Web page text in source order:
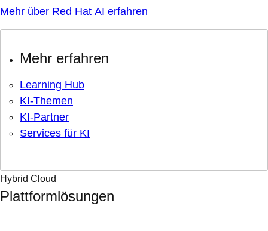
Mehr über Red Hat AI erfahren
Mehr erfahren
Learning Hub
KI-Themen
KI-Partner
Services für KI
Hybrid Cloud
Plattformlösungen